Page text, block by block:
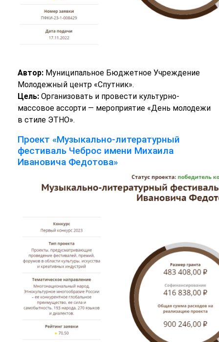
Автор:Муниципальное Бюджетное Учреждение
Молодежный центр «Спутник».
Цель:Организовать и провести культурно-
массовое ассорти — мероприятие «День молодежи
в стиле ЭТНО».
Проект «Музыкально-литературный
фестиваль Чеброс имени Михаила
Ивановича Федотова»